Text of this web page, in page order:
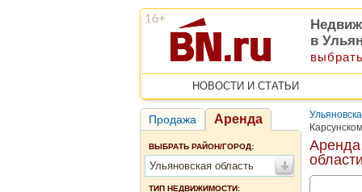
в
НОВОСТИ И СТАТЬИ
Продажа Аренда
ВЫБРАТЬ РАЙОН/ГОРОД:
Ульяновская область
ТИП НЕДВИЖИМОСТИ:
Аренда